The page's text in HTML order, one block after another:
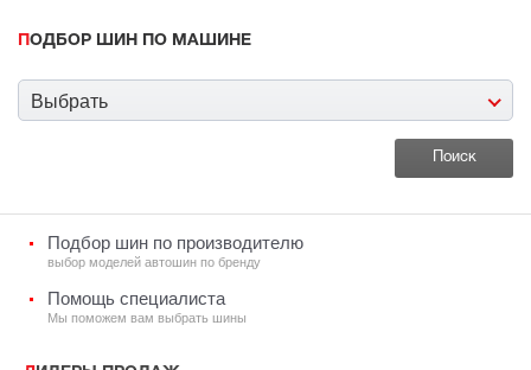
ПОДБОР ШИН ПО МАШИНЕ
Выбрать
Подбор шин по производителю
выбор моделей автошин по бренду
Помощь специалиста
Мы поможем вам выбрать шины